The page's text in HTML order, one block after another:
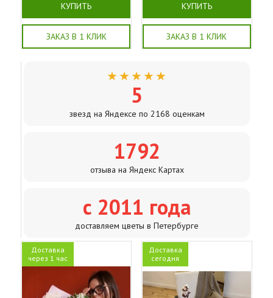
КУПИТЬ
ЗАКАЗ В 1 КЛИК
КУПИТЬ
ЗАКАЗ В 1 КЛИК
★★★★★
5
звезд на Яндексе по 2168 оценкам
1792
отзыва на Яндекс Картах
с 2011 года
доставляем цветы в Петербурге
Доставка
через 1 час
Доставка
сегодня